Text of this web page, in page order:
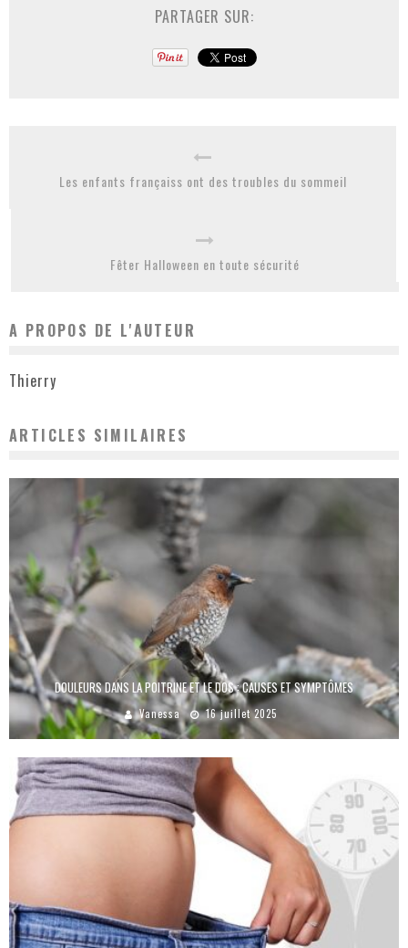
PARTAGER SUR:
Les enfants françaiss ont des troubles du sommeil
Fêter Halloween en toute sécurité
A PROPOS DE L'AUTEUR
Thierry
ARTICLES SIMILAIRES
DOULEURS DANS LA POITRINE ET LE DOS : CAUSES ET SYMPTÔMES
Vanessa 16 juillet 2025